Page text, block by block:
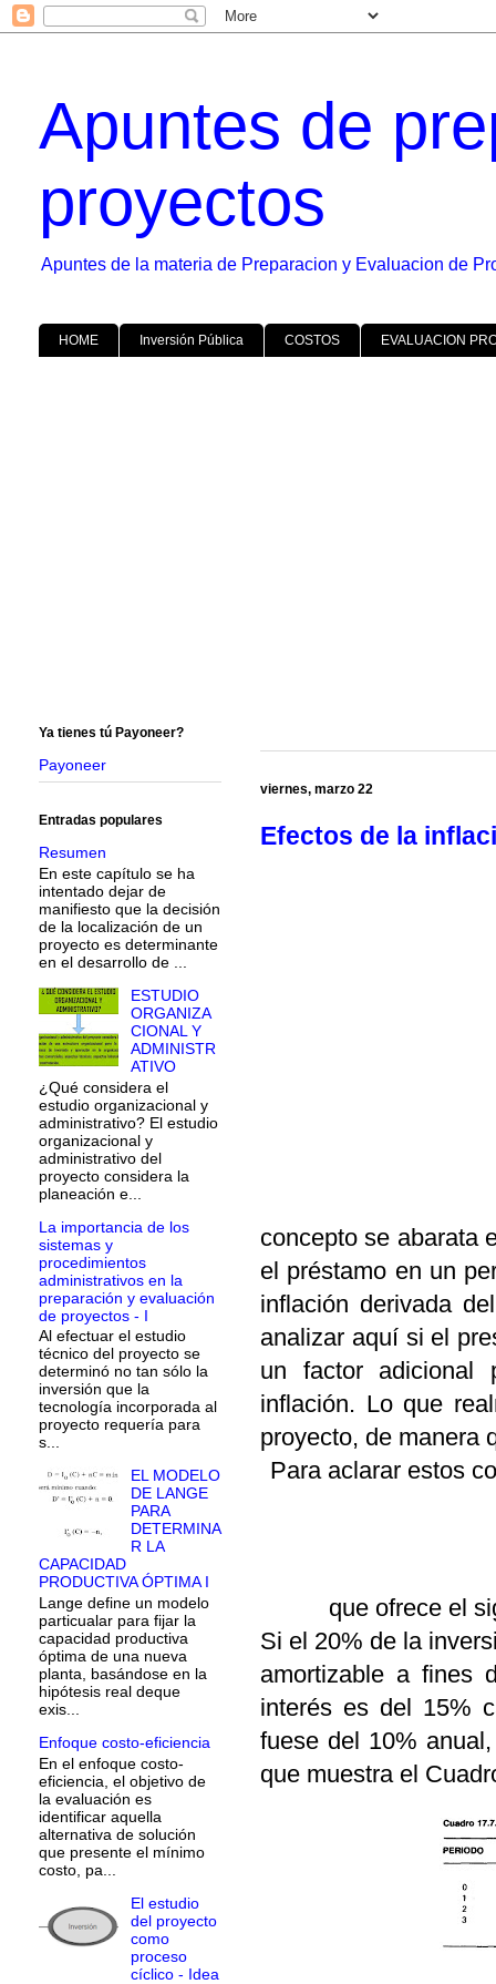
Apuntes de
proyectos
Apuntes de la materia de Preparacion y Evaluacion de
HOME Inversión Pública COSTOS EVALUACION
viernes, marzo 22
Efectos de la
concepto se abarata
el préstamo en un
inflación derivada
analizar aquí si el
un factor adicional
inflación. Lo que
proyecto, de manera
Para aclarar estos
que ofrece el
Si el 20% de la
amortizable a fines
interés es del 15%
fuese del 10%
que muestra el
Ya tienes tú Payoneer?
Payoneer
Entradas populares
Resumen
En este capítulo se ha
intentado dejar de
manifiesto que la decisión
de la localización de un
proyecto es determinante
en el desarrollo de ...
ESTUDIO
ORGANIZA
CIONAL Y
ADMINISTR
ATIVO
¿Qué considera el
estudio organizacional y
administrativo? El estudio
organizacional y
administrativo del
proyecto considera la
planeación e...
La importancia de los
sistemas y
procedimientos
administrativos en la
preparación y evaluación
de proyectos - I
Al efectuar el estudio
técnico del proyecto se
determinó no tan sólo la
inversión que la
tecnología incorporada al
proyecto requería para
s...
EL MODELO
DE LANGE
PARA
DETERMINA
R LA
CAPACIDAD
PRODUCTIVA ÓPTIMA I
Lange define un modelo
particualar para fijar la
capacidad productiva
óptima de una nueva
planta, basándose en la
hipótesis real deque
exis...
Enfoque costo-eficiencia
En el enfoque costo-
eficiencia, el objetivo de
la evaluación es
identificar aquella
alternativa de solución
que presente el mínimo
costo, pa...
El estudio
del proyecto
como
proceso
cíclico - Idea